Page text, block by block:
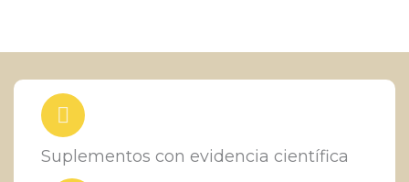
Suplementos con evidencia científica